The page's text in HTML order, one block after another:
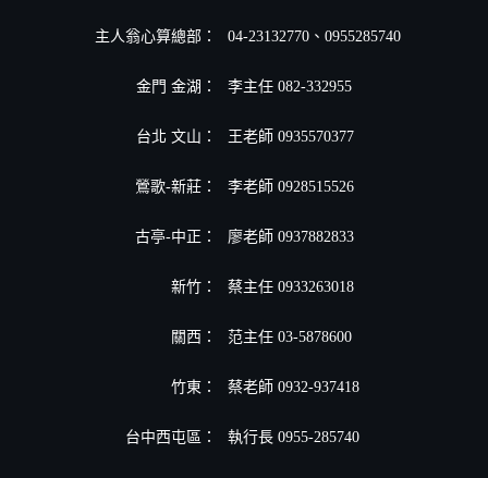
主人翁心算總部： 04-23132770、0955285740
金門 金湖： 李主任 082-332955
台北 文山： 王老師 0935570377
鶯歌-新莊： 李老師 0928515526
古亭-中正： 廖老師 0937882833
新竹： 蔡主任 0933263018
關西： 范主任 03-5878600
竹東： 蔡老師 0932-937418
台中西屯區： 執行長 0955-285740